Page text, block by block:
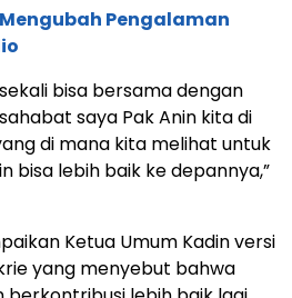
Mengubah Pengalaman
bisa bersama dengan
saya Pak Anin kita di
di mana kita melihat untuk
bisa lebih baik ke depannya,”
Ketua Umum Kadin versi
yang menyebut bahwa